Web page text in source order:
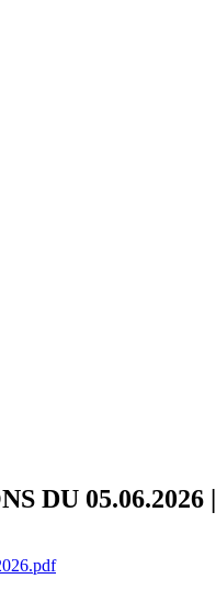
DU 05.06.2026 |